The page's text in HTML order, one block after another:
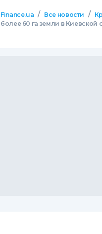
Finance.ua / Все новости /
более 60 га земли в Киевской